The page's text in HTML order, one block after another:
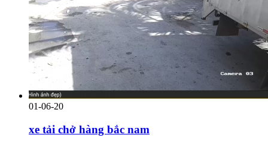
01-06-20
xe tải chở hàng bắc nam